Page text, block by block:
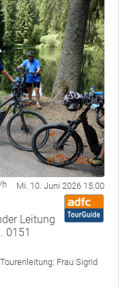
h Mi. 10. Juni 2026 15:00
Leitung
0151
Tourenleitung: Frau Sigrid